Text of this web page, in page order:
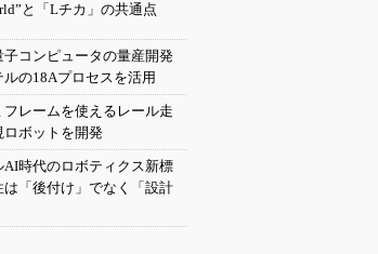
と「Lチカ」の共通点
子コンピュータの量産開発
の18Aプロセスを活用
フレームを使えるレール走
ボットを開発
AI時代のロボティクス新標
は「後付け」でなく「設計